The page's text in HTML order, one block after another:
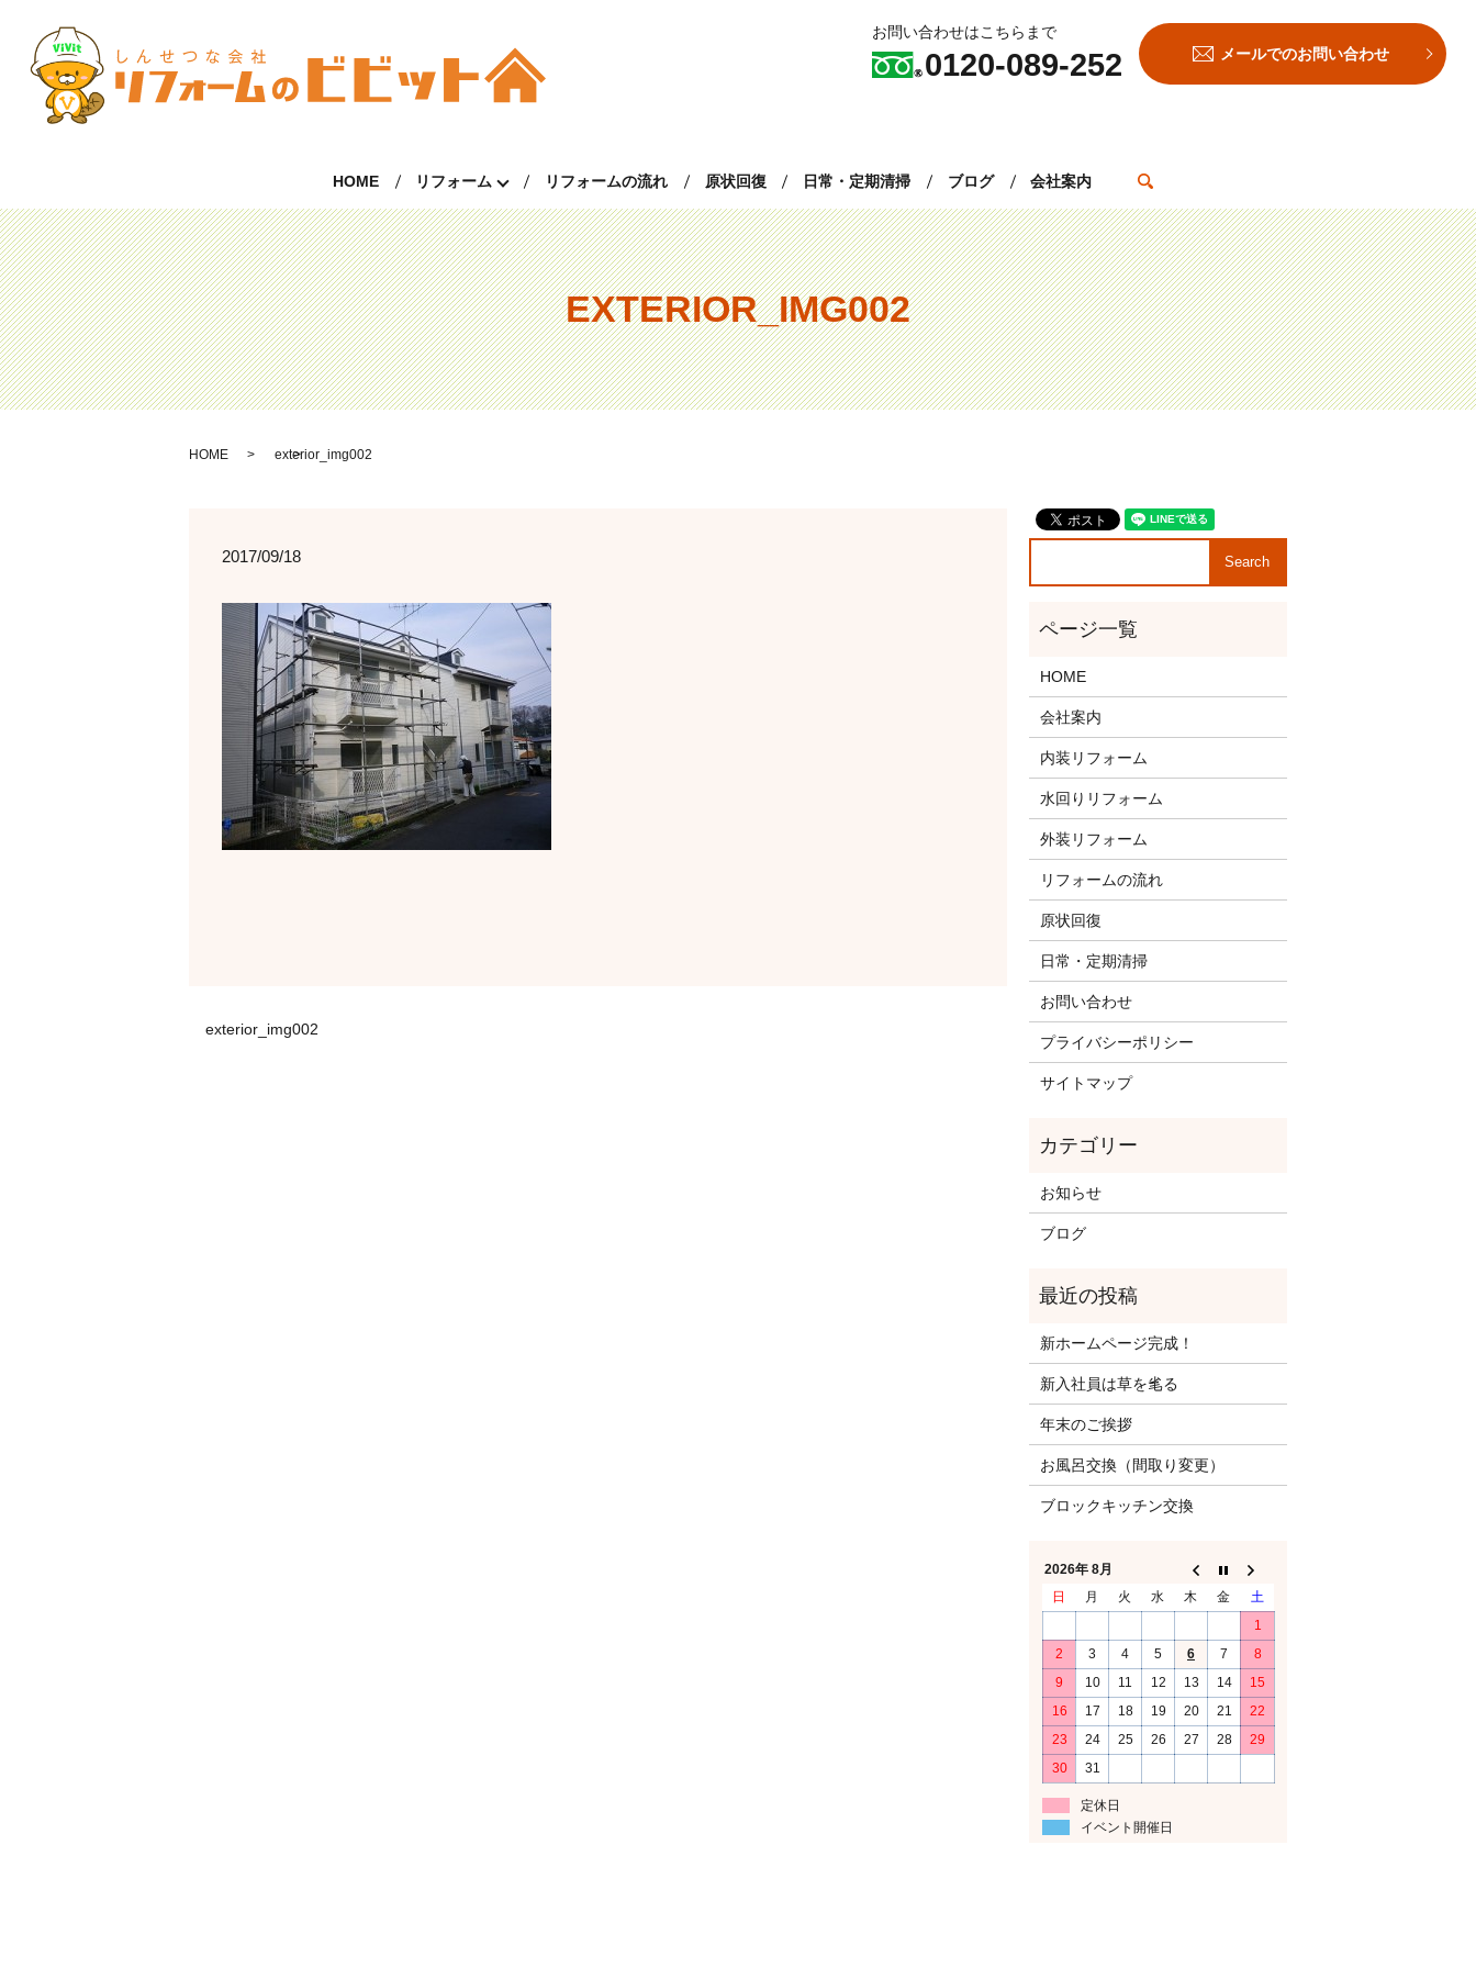
お問い合わせはこちらまで
0120-089-252 メールでのお問い合わせ
HOME リフォーム リフォームの流れ 原状回復 日常・定期清掃 ブログ 会社案内
EXTERIOR_IMG002
HOME exterior_img002
2017/09/18
exterior_img002
HOME
会社案内
内装リフォーム
水回りリフォーム
外装リフォーム
リフォームの流れ
原状回復
日常・定期清掃
お問い合わせ
プライバシーポリシー
サイトマップ
お知らせ
ブログ
新ホームページ完成！
新入社員は草を毟る
年末のご挨拶
お風呂交換（間取り変更）
ブロックキッチン交換
2026年 8月
日
月 火 水 木 金
土
1
2
3 4 5 6 7
8
9
10 11 12 13 14
15
16
17 18 19 20 21
22
23
24 25 26 27 28
29
30
31
定休日
イベント開催日